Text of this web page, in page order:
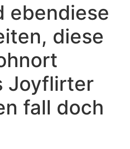
ebendiese
diese
Joyflirter
fall doch